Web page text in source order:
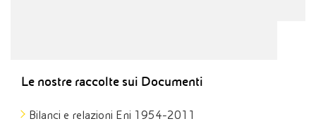
Le nostre raccolte sui Documenti
Bilanci e relazioni Eni 1954-2011